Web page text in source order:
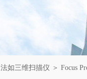
法如三维扫描仪 ＞ Focus